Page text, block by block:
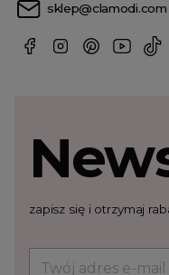
sklep@clamodi.com
zapisz się i otrzymaj